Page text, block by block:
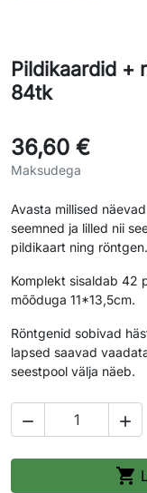
Pildikaardid +
84tk
36,60 €
Maksudega
Avasta millised
seemned ja lilled nii
pildikaart ning röntgen.
Komplekt sisaldab 42
mõõduga 11*13,5cm.
Röntgenid sobivad
lapsed saavad
seestpool välja näeb.
 
